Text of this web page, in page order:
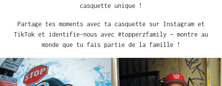
casquette unique !
Partage tes moments avec ta casquette sur Instagram et
TikTok et identifie-nous avec #topperzfamily – montre au
monde que tu fais partie de la famille !